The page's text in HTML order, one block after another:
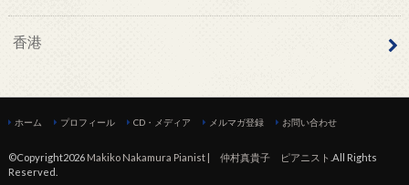
香港
ホーム プロフィール CD・メディア メルマガ登録 お問い合わせ
©Copyright2026 Makiko Nakamura Pianist | 仲村真貴子 ピアニスト .All Rights
Reserved.